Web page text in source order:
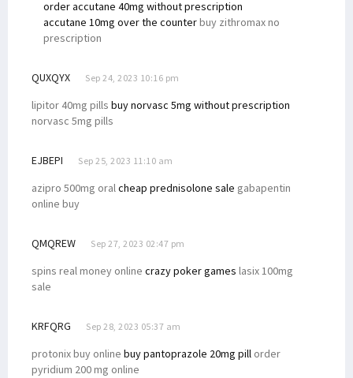
order accutane 40mg without prescription
accutane 10mg over the counterbuy zithromax no
prescription
QUXQYX Sep 24, 2023 10:16 pm
lipitor 40mg pills buy norvasc 5mg without prescription
norvasc 5mg pills
EJBEPI Sep 25, 2023 11:10 am
azipro 500mg oralcheap prednisolone sale gabapentin
online buy
QMQREW Sep 27, 2023 02:47 pm
spins real money online crazy poker games lasix 100mg
sale
KRFQRG Sep 28, 2023 05:37 am
protonix buy online buy pantoprazole 20mg pill order
pyridium 200 mg online